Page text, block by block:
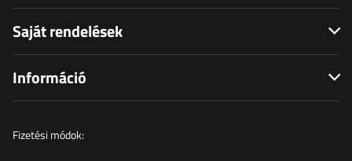
Saját rendelések
Információ
Fizetési módok: